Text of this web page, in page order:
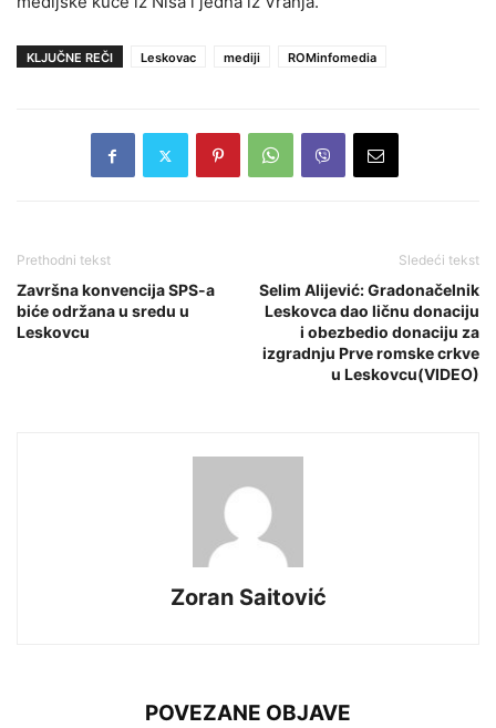
KLJUČNE REČI Leskovac mediji ROMinfomedia
Prethodni tekst
Završna konvencija SPS-a
biće održana u sredu u
Leskovcu
Sledeći tekst
Selim Alijević: Gradonačelnik
Leskovca dao ličnu donaciju
i obezbedio donaciju za
izgradnju Prve romske crkve
u Leskovcu(VIDEO)
Zoran Saitović
POVEZANE OBJAVE